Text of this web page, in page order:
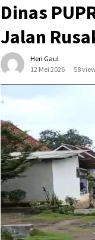
Dinas
Jalan
Heri Gaul
12 Mei 2026
58